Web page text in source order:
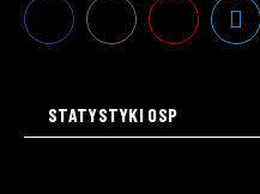
STATYSTYKI OSP